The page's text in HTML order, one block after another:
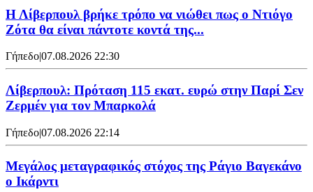
Η Λίβερπουλ βρήκε τρόπο να νιώθει πως ο Ντιόγο
Ζότα θα είναι πάντοτε κοντά της...
Γήπεδο|07.08.2026 22:30
Λίβερπουλ: Πρόταση 115 εκατ. ευρώ στην Παρί Σεν
Ζερμέν για τον Μπαρκολά
Γήπεδο|07.08.2026 22:14
Μεγάλος μεταγραφικός στόχος της Ράγιο Βαγεκάνο
ο Ικάρντι